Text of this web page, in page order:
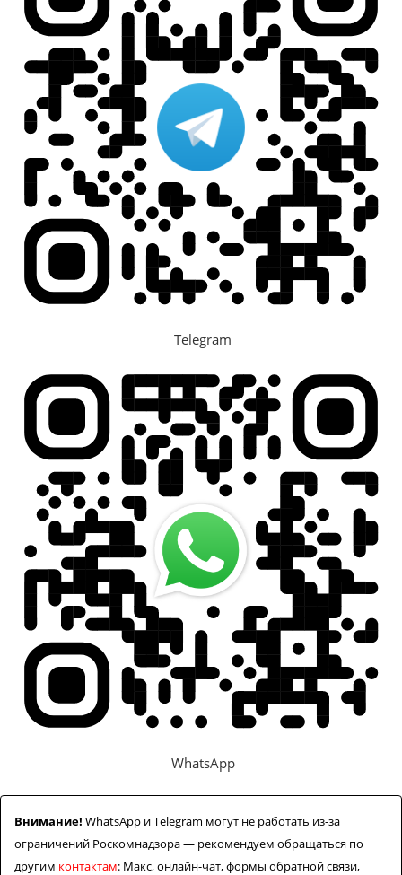
Telegram
WhatsApp
Внимание! WhatsApp и Telegram могут не работать из-за
ограничений Роскомнадзора — рекомендуем обращаться по
другим контактам: Макс, онлайн-чат, формы обратной связи,
Задать вопрос
Контакты